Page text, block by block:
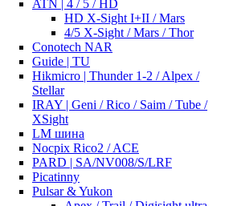
ATN | 4 / 5 / HD
HD X-Sight I+II / Mars
4/5 X-Sight / Mars / Thor
Conotech NAR
Guide | TU
Hikmicro | Thunder 1-2 / Alpex /
Stellar
IRAY | Geni / Rico / Saim / Tube /
XSight
LM шина
Nocpix Rico2 / ACE
PARD | SA/NV008/S/LRF
Picatinny
Pulsar & Yukon